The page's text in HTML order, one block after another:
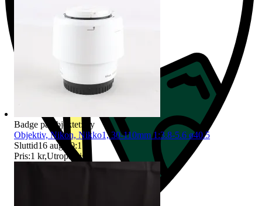
Badge på objektet:
Ny
Objektiv, Nikon, Nikko1, 30-110mm 1:3.8-5.6 ø40.5
Sluttid16 aug 20:15
Pris:1 kr,Utropspris